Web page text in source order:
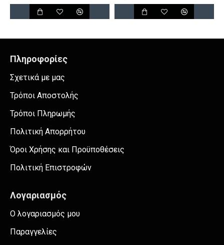
Πληροφορίες
Σχετικά με μας
Τρόποι Αποστολής
Τρόποι Πληρωμής
Πολιτική Απορρήτου
Όροι Χρήσης και Προϋποθέσεις
Πολιτική Επιστροφών
Λογαριασμός
Ο λογαριασμός μου
Παραγγελίες